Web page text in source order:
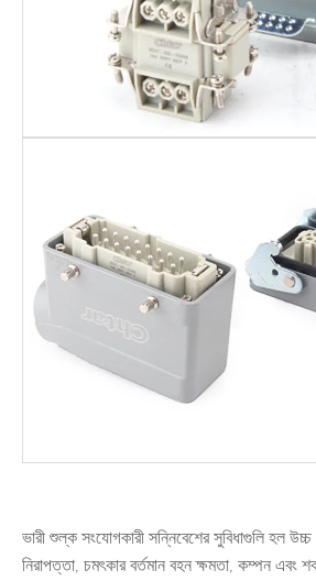
ভারী শুল্ক সংযোগকারী সন্নিবেশের সুবিধাগুলি হল
নিরাপত্তা, চমৎকার বর্তমান বহন ক্ষমতা, কম্পন এবং